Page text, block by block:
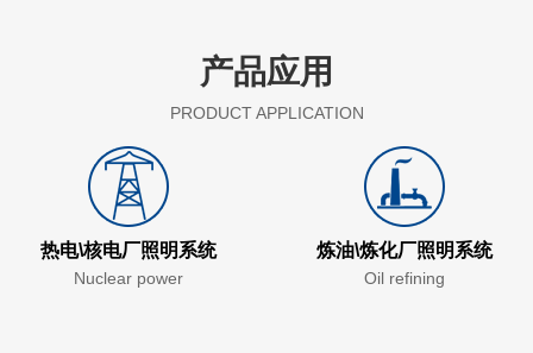
产品应用
PRODUCT APPLICATION
热电\核电厂照明系统
Nuclear power
炼油\炼化厂照明系统
Oil refining